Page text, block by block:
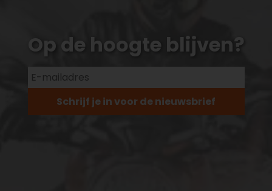
Op de hoogte blijven?
Schrijf je in voor de nieuwsbrief